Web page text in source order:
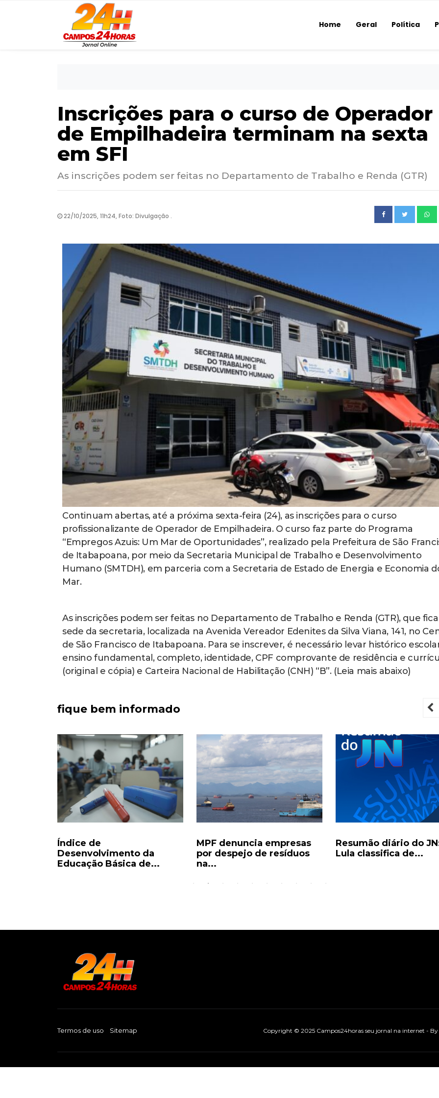
Home Geral Política
Inscrições para o curso de Operador
de Empilhadeira terminam na sexta
em SFI
As inscrições podem ser feitas no Departamento de Trabalho e Renda (GTR)
22/10/2025, 11h24, Foto: Divulgação .
Continuam abertas, até a próxima sexta-feira (24), as inscrições para o curso
profissionalizante de Operador de Empilhadeira. O curso faz parte do Programa
“Empregos Azuis: Um Mar de Oportunidades”, realizado pela Prefeitura de São
de Itabapoana, por meio da Secretaria Municipal de Trabalho e Desenvolvimento
Humano (SMTDH), em parceria com a Secretaria de Estado de Energia e Economia
Mar.
As inscrições podem ser feitas no Departamento de Trabalho e Renda (GTR), que
sede da secretaria, localizada na Avenida Vereador Edenites da Silva Viana, 141, no
de São Francisco de Itabapoana. Para se inscrever, é necessário levar histórico
ensino fundamental, completo, identidade, CPF comprovante de residência e
(original e cópia) e Carteira Nacional de Habilitação (CNH) “B”. (Leia mais abaixo)
fique bem informado
Índice de
Desenvolvimento da
Educação Básica de...
MPF denuncia empresas
por despejo de resíduos
na...
Resumão diário do
Lula classifica de...
Termos de uso Sitemap Copyright © 2025 Campos24horas seu jornal na internet - By